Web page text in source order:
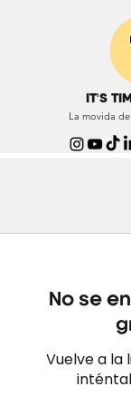
IT'S
La movida
No se
Vuelve a la